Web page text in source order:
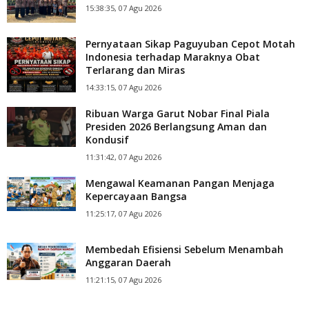
15:38:35, 07 Agu 2026
Pernyataan Sikap Paguyuban Cepot Motah
Indonesia terhadap Maraknya Obat
Terlarang dan Miras
14:33:15, 07 Agu 2026
Ribuan Warga Garut Nobar Final Piala
Presiden 2026 Berlangsung Aman dan
Kondusif
11:31:42, 07 Agu 2026
Mengawal Keamanan Pangan Menjaga
Kepercayaan Bangsa
11:25:17, 07 Agu 2026
Membedah Efisiensi Sebelum Menambah
Anggaran Daerah
11:21:15, 07 Agu 2026